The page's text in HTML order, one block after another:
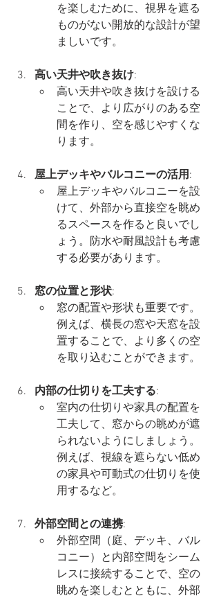
を楽しむために、視界を遮る
ものがない開放的な設計が望
ましいです。
高い天井や吹き抜け:
高い天井や吹き抜けを設ける
ことで、より広がりのある空
間を作り、空を感じやすくな
ります。
屋上デッキやバルコニーの活用:
屋上デッキやバルコニーを設
けて、外部から直接空を眺め
るスペースを作ると良いでし
ょう。防水や耐風設計も考慮
する必要があります。
窓の位置と形状:
窓の配置や形状も重要です。
例えば、横長の窓や天窓を設
置することで、より多くの空
を取り込むことができます。
内部の仕切りを工夫する:
室内の仕切りや家具の配置を
工夫して、窓からの眺めが遮
られないようにしましょう。
例えば、視線を遮らない低め
の家具や可動式の仕切りを使
用するなど。
外部空間との連携:
外部空間（庭、デッキ、バル
コニー）と内部空間をシーム
レスに接続することで、空の
眺めを楽しむとともに、外部